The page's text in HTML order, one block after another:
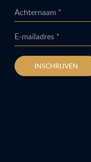
Achternaam *
E-mailadres *
INSCHRIJVEN